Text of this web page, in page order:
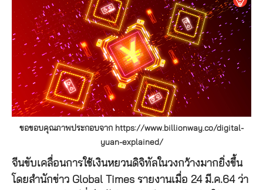
ขอขอบคุณภาพประกอบจาก https://www.billionway.co/digital-
yuan-explained/
จีนขับเคลื่อนการใช้เงินหยวนดิจิทัลในวงกว้างมากยิ่งขึ้น
โดยสำนักข่าว Global Times รายงานเมื่อ 24 มี.ค.64 ว่า